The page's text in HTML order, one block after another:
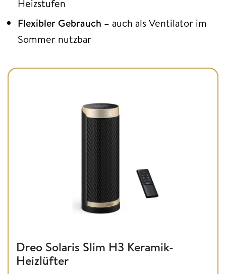
Heizstufen
Flexibler Gebrauch – auch als Ventilator im
Sommer nutzbar
Dreo Solaris Slim H3 Keramik-
Heizlüfter